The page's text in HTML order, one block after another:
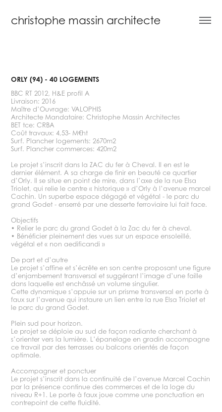
christophe massin architecte
ORLY (94) - 40 LOGEMENTS
BBC RT 2012, H&E profil A
Livraison: 2016
Maître d’Ouvrage: VALOPHIS
Architecte Mandataire: Christophe Massin Architectes
BET tce: CRBA
Coût travaux: 4,53- M€ht
Surf. Plancher logements: 2670m2
Surf. Plancher commerces: 420m2
Le projet s’inscrit dans la ZAC du fer à Cheval. Il en est le
dernier élément. A sa charge de finir en beauté ce quartier
d’Orly. Il se situe en point de mire, dans l’axe de la rue Elsa
Triolet, qui relie le centre « historique » d’Orly à l’avenue marcel
Cachin. Un superbe espace dégagé et végétal - le parc du
grand Godet - enserré par une desserte ferroviaire lui fait face.
Objectifs
• Relier le parc du grand Godet à la Zac du fer à cheval.
• Bénéficier pleinement des vues sur un espace ensoleillé,
végétal et « non aedificandi »
De part et d’autre
Le projet s’affine et s’écrête en son centre proposant une figure
d’enjambement transversal et suggérant l’image d’une faille
dans laquelle est enchâssé un volume singulier.
Cette dynamique s’appuie sur un prisme transversal en porte à
faux sur l’avenue qui instaure un lien entre la rue Elsa Triolet et
le parc du grand Godet.
Plein sud pour horizon.
Le projet se déploie au sud de façon radiante cherchant à
s’orienter vers la lumière. L’épanelage en gradin accompagne
ce travail par des terrasses ou balcons orientés de façon
optimale.
Accompagner et ponctuer
Le projet s’inscrit dans la continuité de l’avenue Marcel Cachin
par la présence continue des commerces et de la loge du
niveau R+1. Le porte à faux joue comme une ponctuation en
contrepoint de cette fluidité.